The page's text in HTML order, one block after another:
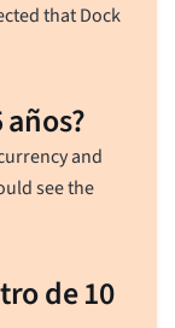
that Dock
and
see the
de 10